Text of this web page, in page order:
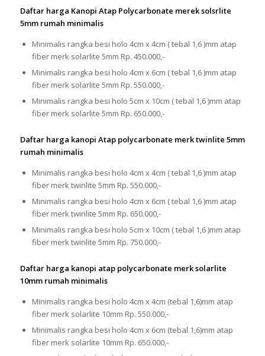
Daftar harga Kanopi Atap Polycarbonate merek solsrlite
5mm rumah minimalis
Minimalis rangka besi holo 4cm x 4cm ( tebal 1,6 )mm atap
fiber merk solarlite 5mm Rp. 450.000,-
Minimalis rangka besi holo 4cm x 6cm ( tebal 1,6 )mm atap
fiber merk solarlite 5mm Rp. 550.000,-
Minimalis rangka besi holo 5cm x 10cm ( tebal 1,6 )mm atap
fiber merk solarlite 5mm Rp. 650.000,-
Daftar harga kanopi Atap polycarbonate merk twinlite 5mm
rumah minimalis
Minimalis rangka besi holo 4cm x 4cm ( tebal 1,6 )mm atap
fiber merk twinlite 5mm Rp. 550.000,-
Minimalis rangka besi holo 4cm x 6cm ( tebal 1,6 )mm atap
fiber merk twinlite 5mm Rp. 650.000,-
Minimalis rangka besi holo 5cm x 10cm ( tebal 1,6 )mm atap
fiber merk twinlite 5mm Rp. 750.000,-
Daftar harga kanopi atap polycarbonate merk solarlite
10mm rumah minimalis
Minimalis rangka besi holo 4cm x 4cm (tebal 1,6)mm atap
fiber merk solarlite 10mm Rp. 550.000,-
Minimalis rangka besi holo 4cm x 6cm (tebal 1,6)mm atap
fiber merk solarlite 10mm Rp. 650.000,-